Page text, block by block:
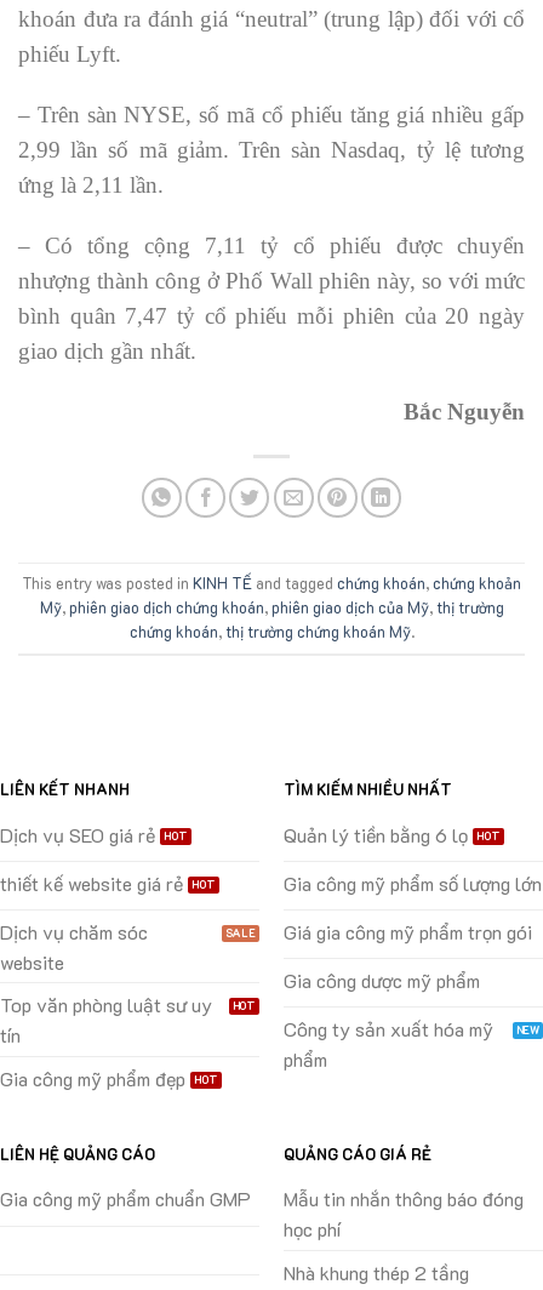
khoán đưa ra đánh giá “neutral” (trung lập) đối với cổ
phiếu Lyft.
– Trên sàn NYSE, số mã cổ phiếu tăng giá nhiều gấp
2,99 lần số mã giảm. Trên sàn Nasdaq, tỷ lệ tương
ứng là 2,11 lần.
– Có tổng cộng 7,11 tỷ cổ phiếu được chuyển
nhượng thành công ở Phố Wall phiên này, so với mức
bình quân 7,47 tỷ cổ phiếu mỗi phiên của 20 ngày
giao dịch gần nhất.
Bắc Nguyễn
This entry was posted in KINH TẾ and tagged chứng khoán,chứng khoản
Mỹ,phiên giao dịch chứng khoán,phiên giao dịch của Mỹ,thị trường
chứng khoán,thị trường chứng khoán Mỹ.
LIÊN KẾT NHANH
Dịch vụ SEO giá rẻ
thiết kế website giá rẻ
Dịch vụ chăm sóc
website
Top văn phòng luật sư uy
tín
Gia công mỹ phẩm đẹp
TÌM KIẾM NHIỀU NHẤT
Quản lý tiền bằng 6 lọ
Gia công mỹ phẩm số lượng lớn
Giá gia công mỹ phẩm trọn gói
Gia công dược mỹ phẩm
Công ty sản xuất hóa mỹ
phẩm
LIÊN HỆ QUẢNG CÁO
Gia công mỹ phẩm chuẩn GMP
QUẢNG CÁO GIÁ RẺ
Mẫu tin nhắn thông báo đóng
học phí
Nhà khung thép 2 tầng